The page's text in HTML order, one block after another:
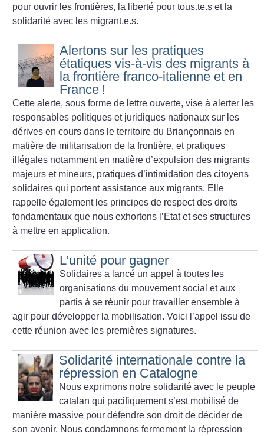
pour ouvrir les frontières, la liberté pour tous.te.s et la
solidarité avec les migrant.e.s.
Alertons sur les pratiques
étatiques vis-à-vis des migrants à
la frontière franco-italienne et en
France !
Cette alerte, sous forme de lettre ouverte, vise à alerter les
responsables politiques et juridiques nationaux sur les
dérives en cours dans le territoire du Briançonnais en
matière de militarisation de la frontière, et pratiques
illégales notamment en matière d’expulsion des migrants
majeurs et mineurs, pratiques d’intimidation des citoyens
solidaires qui portent assistance aux migrants. Elle
rappelle également les principes de respect des droits
fondamentaux que nous exhortons l’Etat et ses structures
à mettre en application.
L’unité pour gagner
Solidaires a lancé un appel à toutes les
organisations du mouvement social et aux
partis à se réunir pour travailler ensemble à
agir pour développer la mobilisation. Voici l’appel issu de
cette réunion avec les premières signatures.
Solidarité internationale contre la
répression en Catalogne
Nous exprimons notre solidarité avec le peuple
catalan qui pacifiquement s’est mobilisé de
manière massive pour défendre son droit de décider de
son avenir. Nous condamnons fermement la répression